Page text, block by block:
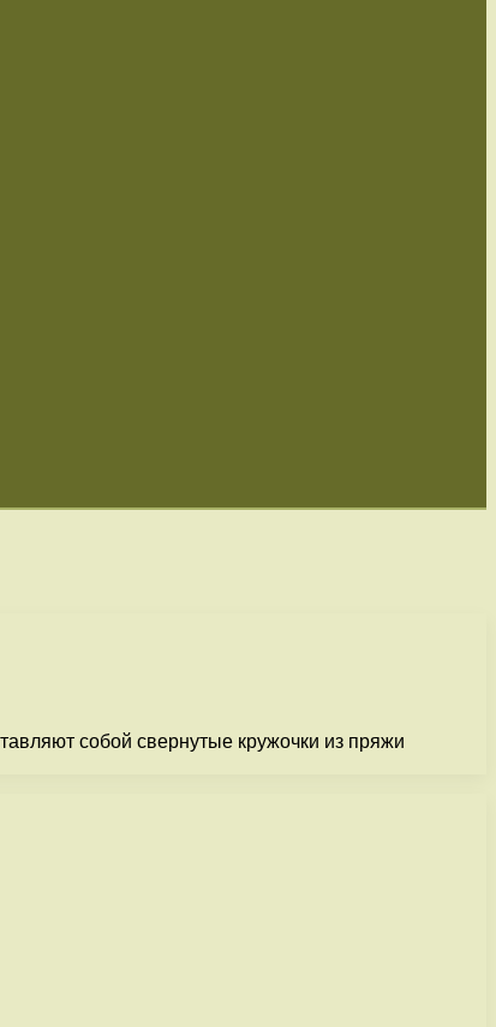
собой свернутые кружочки из пряжи